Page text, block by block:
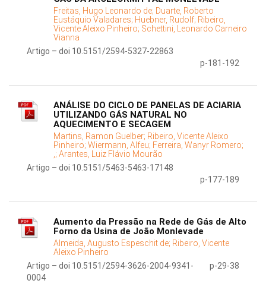
Freitas, Hugo Leonardo de; Duarte, Roberto
Eustáquio Valadares; Huebner, Rudolf; Ribeiro,
Vicente Aleixo Pinheiro; Schettini, Leonardo Carneiro
Vianna
Artigo – doi 10.5151/2594-5327-22863
p-181-192
ANÁLISE DO CICLO DE PANELAS DE ACIARIA
UTILIZANDO GÁS NATURAL NO
AQUECIMENTO E SECAGEM
Martins, Ramon Guelber; Ribeiro, Vicente Aleixo
Pinheiro; Wiermann, Alfeu; Ferreira, Wanyr Romero;
,; Arantes, Luiz Flávio Mourão
Artigo – doi 10.5151/5463-5463-17148
p-177-189
Aumento da Pressão na Rede de Gás de Alto
Forno da Usina de João Monlevade
Almeida, Augusto Espeschit de; Ribeiro, Vicente
Aleixo Pinheiro
Artigo – doi 10.5151/2594-3626-2004-9341-
0004
p-29-38